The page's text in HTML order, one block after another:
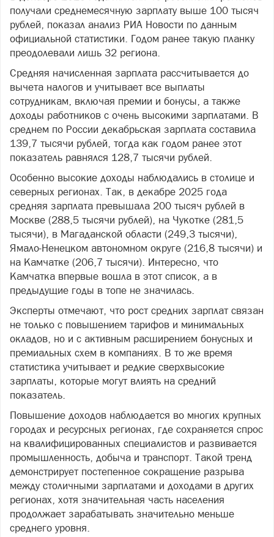
получали среднемесячную зарплату выше 100 тысяч
рублей, показал анализ РИА Новости по данным
официальной статистики. Годом ранее такую планку
преодолевали лишь 32 региона.
Средняя начисленная зарплата рассчитывается до
вычета налогов и учитывает все выплаты
сотрудникам, включая премии и бонусы, а также
доходы работников с очень высокими зарплатами. В
среднем по России декабрьская зарплата составила
139,7 тысячи рублей, тогда как годом ранее этот
показатель равнялся 128,7 тысячи рублей.
Особенно высокие доходы наблюдались в столице и
северных регионах. Так, в декабре 2025 года
средняя зарплата превышала 200 тысяч рублей в
Москве (288,5 тысячи рублей), на Чукотке (281,5
тысячи), в Магаданской области (249,3 тысячи),
Ямало-Ненецком автономном округе (216,8 тысячи) и
на Камчатке (206,7 тысячи). Интересно, что
Камчатка впервые вошла в этот список, а в
предыдущие годы в топе не значилась.
Эксперты отмечают, что рост средних зарплат связан
не только с повышением тарифов и минимальных
окладов, но и с активным расширением бонусных и
премиальных схем в компаниях. В то же время
статистика учитывает и редкие сверхвысокие
зарплаты, которые могут влиять на средний
показатель.
Повышение доходов наблюдается во многих крупных
городах и ресурсных регионах, где сохраняется спрос
на квалифицированных специалистов и развивается
промышленность, добыча и транспорт. Такой тренд
демонстрирует постепенное сокращение разрыва
между столичными зарплатами и доходами в других
регионах, хотя значительная часть населения
продолжает зарабатывать значительно меньше
среднего уровня.